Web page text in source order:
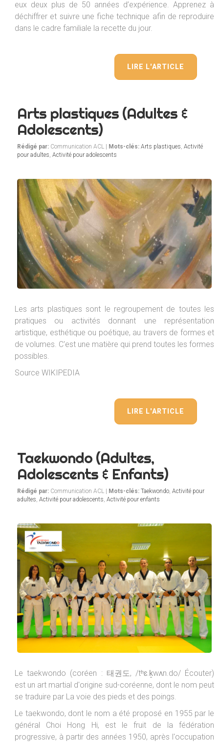
eux deux plus de 50 années d’expérience. Apprenez à
déchiffrer et suivre une fiche technique afin de reproduire
dans le cadre familiale la recette du jour.
LIRE L'ARTICLE
Arts plastiques (Adultes &
Adolescents)
Rédigé par: Communication ACL | Mots-clés: Arts plastiques Activité
pour adultes Activité pour adolescents
Les arts plastiques sont le regroupement de toutes les
pratiques ou activités donnant une représentation
artistique, esthétique ou poétique, au travers de formes et
de volumes. C'est une matière qui prend toutes les formes
possibles.
Source WIKIPEDIA
LIRE L'ARTICLE
Taekwondo (Adultes,
Adolescents & Enfants)
Rédigé par: Communication ACL | Mots-clés: Taekwondo Activité pour
adultes Activité pour adolescents Activité pour enfants
Le taekwondo (coréen : 태권도, /tʰɛ.k͈wʌn.do/ Écouter)
est un art martial d'origine sud-coréenne, dont le nom peut
se traduire par La voie des pieds et des poings.
Le taekwondo, dont le nom a été proposé en 1955 par le
général Choi Hong Hi, est le fruit de la fédération
progressive, à partir des années 1950, après l'occupation